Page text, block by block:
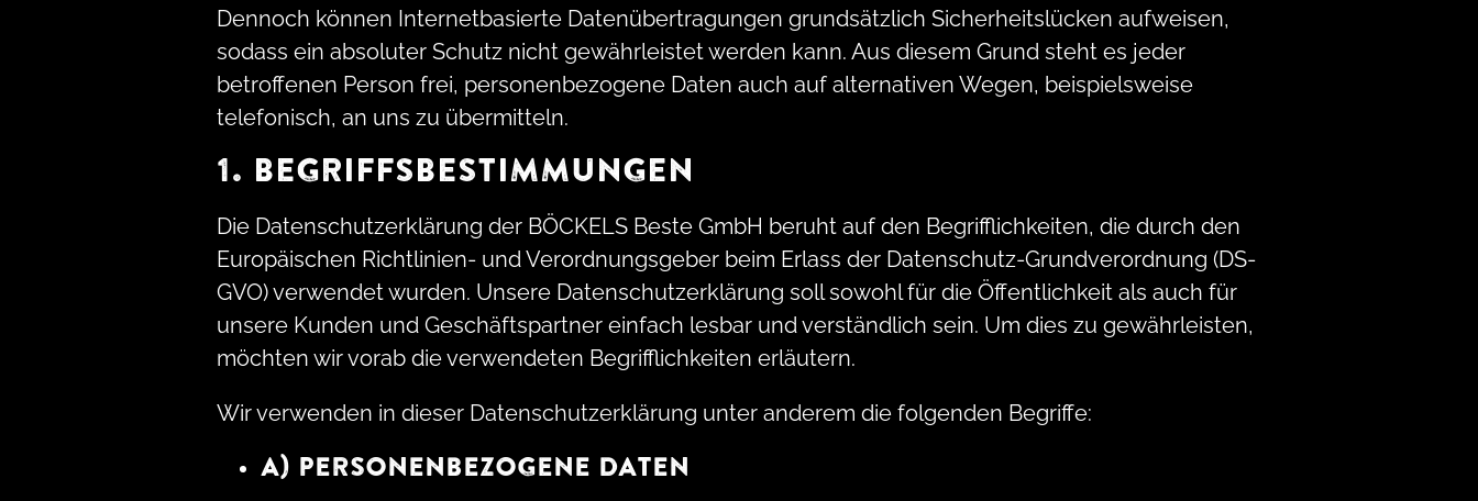
Dennoch können Internetbasierte Datenübertragungen grundsätzlich Sicherheitslücken aufweisen,
sodass ein absoluter Schutz nicht gewährleistet werden kann. Aus diesem Grund steht es jeder
betroffenen Person frei, personenbezogene Daten auch auf alternativen Wegen, beispielsweise
telefonisch, an uns zu übermitteln.
1. BEGRIFFSBESTIMMUNGEN
Die Datenschutzerklärung der BÖCKELS Beste GmbH beruht auf den Begrifflichkeiten, die durch den
Europäischen Richtlinien- und Verordnungsgeber beim Erlass der Datenschutz-Grundverordnung (DS-
GVO) verwendet wurden. Unsere Datenschutzerklärung soll sowohl für die Öffentlichkeit als auch für
unsere Kunden und Geschäftspartner einfach lesbar und verständlich sein. Um dies zu gewährleisten,
möchten wir vorab die verwendeten Begrifflichkeiten erläutern.
Wir verwenden in dieser Datenschutzerklärung unter anderem die folgenden Begriffe:
A) PERSONENBEZOGENE DATEN